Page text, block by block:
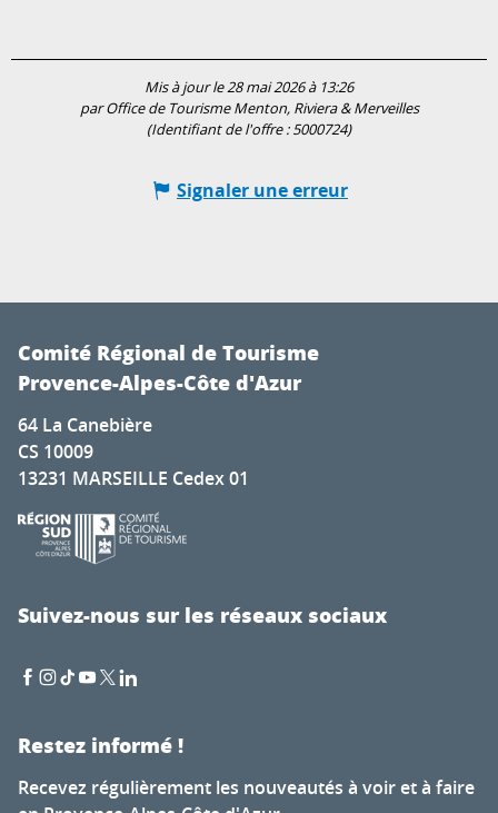
Mis à jour le 28 mai 2026 à 13:26
par Office de Tourisme Menton, Riviera & Merveilles
(Identifiant de l'offre :5000724)
Signaler une erreur
Comité Régional de Tourisme
Provence-Alpes-Côte d'Azur
64 La Canebière
CS 10009
13231 MARSEILLE Cedex 01
Suivez-nous sur les réseaux sociaux
Restez informé !
Recevez régulièrement les nouveautés à voir et à faire